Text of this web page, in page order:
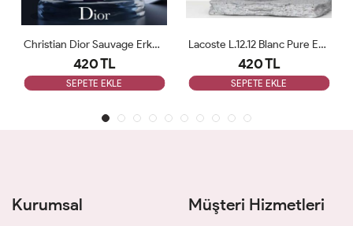
Christian Dior Sauvage Erkek Deodorant 200ml
420 TL
SEPETE EKLE
Lacoste L.12.12 Blanc Pure Erkek Deodorant 200ml
420 TL
SEPETE EKLE
Kurumsal Müşteri Hizmetleri